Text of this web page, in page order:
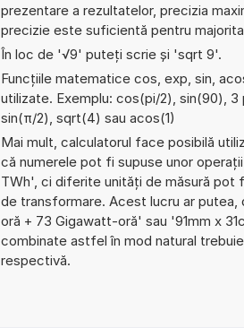
prezentare a rezultatelor, precizia
precizie este suficientă pentru
În loc de '√9' puteți scrie și 'sqrt 9'.
Funcțiile matematice cos, exp, sin,
utilizate. Exemplu: cos(pi/2), sin(90), 3
sin(π/2), sqrt(4) sau acos(1)
Mai mult, calculatorul face posibilă
că numerele pot fi supuse unor
TWh', ci diferite unități de măsură pot
de transformare. Acest lucru ar
oră + 73 Gigawatt-oră' sau '91mm x
combinate astfel în mod natural
respectivă.